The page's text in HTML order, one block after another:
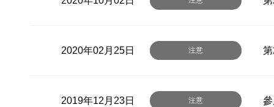
2020年02月25日 注意
2019年12月23日 注意